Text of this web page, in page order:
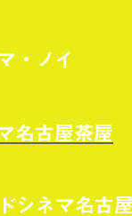
・ノイ
名古屋茶屋
シネマ名古